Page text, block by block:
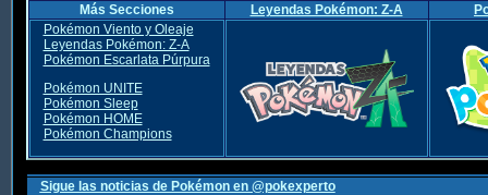
Más Secciones Leyendas Pokémon: Z-A
Pokémon Viento y Oleaje
Leyendas Pokémon: Z-A
Pokémon Escarlata Púrpura
Pokémon UNITE
Pokémon Sleep
Pokémon HOME
Pokémon Champions
Sigue las noticias de Pokémon en @pokexperto